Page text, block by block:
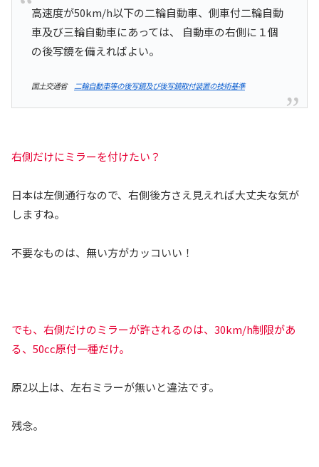
高速度が50km/h以下の二輪自動車、側車付二輪自動
車及び三輪自動車にあっては、 自動車の右側に１個
の後写鏡を備えればよい。
国土交通省 二輪自動車等の後写鏡及び後写鏡取付装置の技術基準
右側だけにミラーを付けたい？
日本は左側通行なので、右側後方さえ見えれば大丈夫な気が
しますね。
不要なものは、無い方がカッコいい！
でも、右側だけのミラーが許されるのは、30km/h制限があ
る、50cc原付一種だけ。
原2以上は、左右ミラーが無いと違法です。
残念。